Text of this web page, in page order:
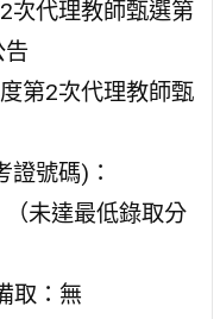
次代理教師甄選第
告
第2次代理教師甄
證號碼)：
（未達最低錄取分
：無